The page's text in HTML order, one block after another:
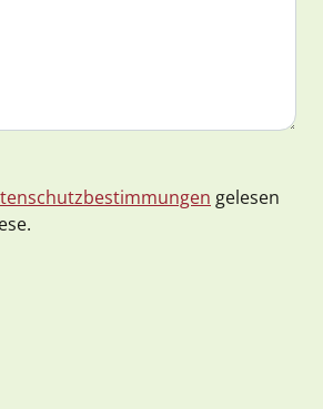
gelesen